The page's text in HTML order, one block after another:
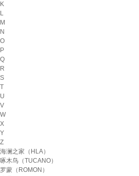
K
L
M
N
O
P
Q
R
S
T
U
V
W
X
Y
Z
海澜之家（HLA）
啄木鸟（TUCANO）
罗蒙（ROMON）